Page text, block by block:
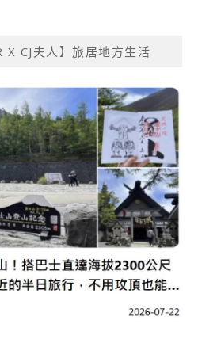
X CJ夫人】旅居地方生活